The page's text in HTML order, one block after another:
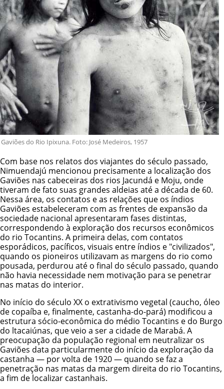
Gaviões do Rio Ipixuna. Foto: José Medeiros, 1957
Com base nos relatos dos viajantes do século passado,
Nimuendajú mencionou precisamente a localização dos
Gaviões nas cabeceiras dos rios Jacundá e Moju, onde
tiveram de fato suas grandes aldeias até a década de 60.
Nessa área, os contatos e as relações que os índios
Gaviões estabeleceram com as frentes de expansão da
sociedade nacional apresentaram fases distintas,
correspondendo à exploração dos recursos econômicos
do rio Tocantins. A primeira delas, com contatos
esporádicos, pacíficos, visuais entre índios e "civilizados",
quando os pioneiros utilizavam as margens do rio como
pousada, perdurou até o final do século passado, quando
não havia necessidade nem motivação para se penetrar
nas matas do interior.
No início do século XX o extrativismo vegetal (caucho, óleo
de copaíba e, finalmente, castanha-do-pará) modificou a
estrutura sócio-econômica do médio Tocantins e do Burgo
do ltacaiúnas, que veio a ser a cidade de Marabá. A
preocupação da população regional em neutralizar os
Gaviões data particularmente do início da exploração da
castanha — por volta de 1920 — quando se faz a
penetração nas matas da margem direita do rio Tocantins,
a fim de localizar castanhais.